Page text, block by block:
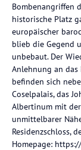
Bombenangriffen
historische Platz
europäischer
blieb die Gegend
unbebaut. Der
Anlehnung an
befinden sich
Coselpalais, das
Albertinum mit der
unmittelbarer
Residenzschloss,
Homepage: